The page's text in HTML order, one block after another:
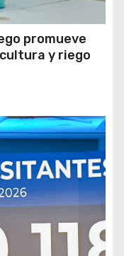
promueve
y riego